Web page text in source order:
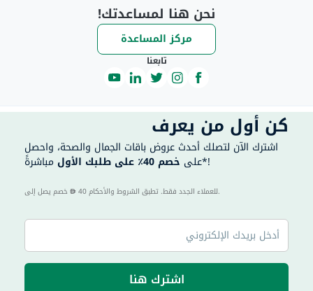
نحن هنا لمساعدتك!
مركز المساعدة
تابعنا
كن أول من يعرف
اشترك الآن لتصلك أحدث عروض باقات الجمال والصحة، واحصل
على خصم 40٪ على طلبك الأول مباشرةً*!
40 للعملاء الجدد فقط. تطبق الشروط والأحكام.
اشترك هنا